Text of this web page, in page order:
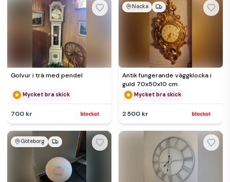
Golvur i trä med pendel
Mycket bra skick
700 kr
Nacka
Antik fungerande väggklocka i
guld 70x50x10 cm.
Mycket bra skick
2 500 kr
Göteborg